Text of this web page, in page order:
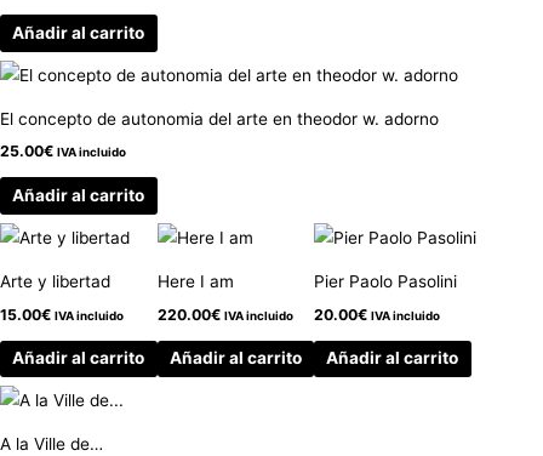
Añadir al carrito
El concepto de autonomia del arte en theodor w. adorno
25.00€ IVA incluido
Añadir al carrito
Arte y libertad
15.00€ IVA incluido
Añadir al carrito
Here I am
220.00€ IVA incluido
Añadir al carrito
Pier Paolo Pasolini
20.00€ IVA incluido
Añadir al carrito
A la Ville de…